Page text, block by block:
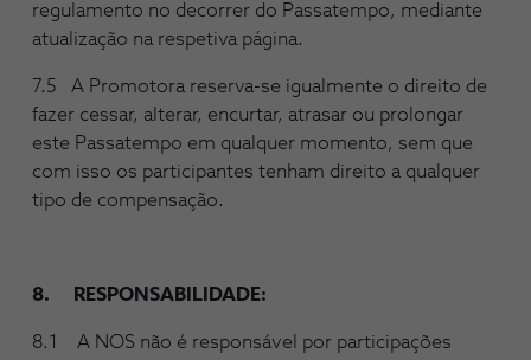
regulamento no decorrer do Passatempo, mediante
atualização na respetiva página.
7.5 A Promotora reserva-se igualmente o direito de
fazer cessar, alterar, encurtar, atrasar ou prolongar
este Passatempo em qualquer momento, sem que
com isso os participantes tenham direito a qualquer
tipo de compensação.
8. RESPONSABILIDADE:
8.1 A NOS não é responsável por participações